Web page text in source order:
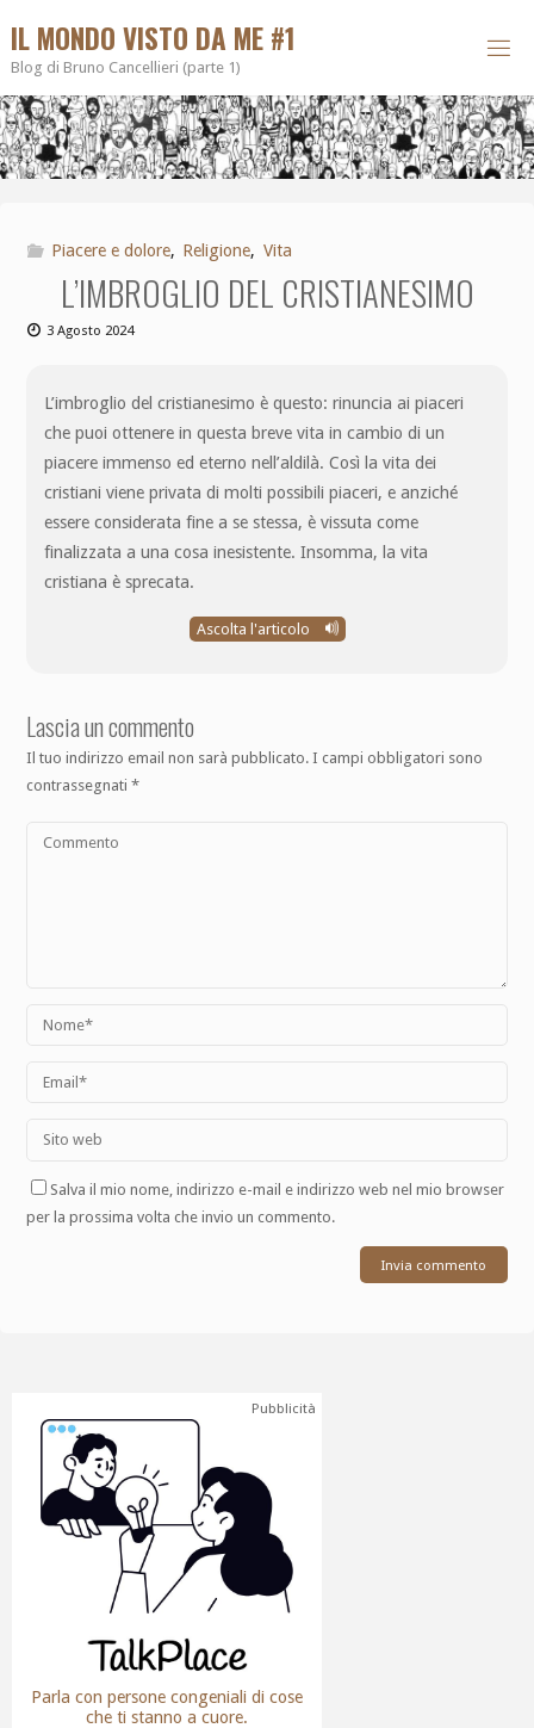
IL MONDO VISTO DA ME #1
Blog di Bruno Cancellieri (parte 1)
Piacere e dolore, Religione, Vita
L’IMBROGLIO DEL CRISTIANESIMO
3 Agosto 2024
L’imbroglio del cristianesimo è questo: rinuncia ai piaceri
che puoi ottenere in questa breve vita in cambio di un
piacere immenso ed eterno nell’aldilà. Così la vita dei
cristiani viene privata di molti possibili piaceri, e anziché
essere considerata fine a se stessa, è vissuta come
finalizzata a una cosa inesistente. Insomma, la vita
cristiana è sprecata.
Ascolta l'articolo
Lascia un commento
Il tuo indirizzo email non sarà pubblicato. I campi obbligatori sono
contrassegnati*
Salva il mio nome, indirizzo e-mail e indirizzo web nel mio browser
per la prossima volta che invio un commento.
Pubblicità
Parla con persone congeniali di cose
che ti stanno a cuore.